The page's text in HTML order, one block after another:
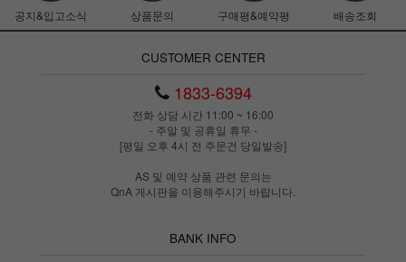
공지&입고소식 상품문의 구매평&예약평 배송조회
CUSTOMER CENTER
1833-6394
전화 상담 시간 11:00 ~ 16:00
- 주말 및 공휴일 휴무 -
[평일 오후 4시 전 주문건 당일발송]
AS 및 예약 상품 관련 문의는
QnA 게시판을 이용해주시기 바랍니다.
BANK INFO